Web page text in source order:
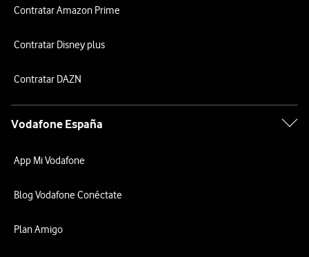
Contratar Amazon Prime
Contratar Disney plus
Contratar DAZN
Vodafone España
App Mi Vodafone
Blog Vodafone Conéctate
Plan Amigo